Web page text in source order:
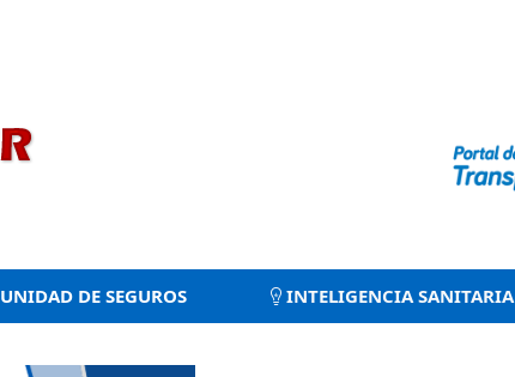
UNIDAD DE SEGUROS INTELIGENCIA SANITARIA